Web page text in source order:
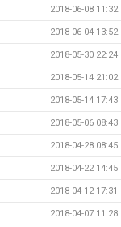
2018-06-08 11:32
2018-06-04 13:52
2018-05-30 22:24
2018-05-14 21:02
2018-05-14 17:43
2018-05-06 08:43
2018-04-28 08:45
2018-04-22 14:45
2018-04-12 17:31
2018-04-07 11:28